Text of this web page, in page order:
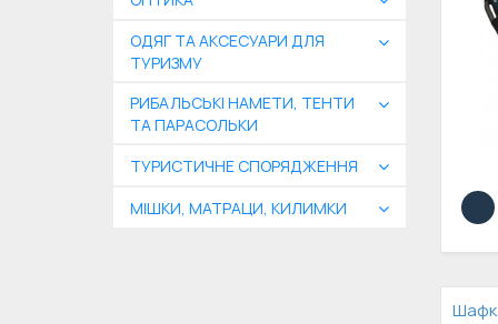
ОДЯГ ТА АКСЕСУАРИ ДЛЯ
ТУРИЗМУ
РИБАЛЬСЬКІ НАМЕТИ, ТЕНТИ
ТА ПАРАСОЛЬКИ
ТУРИСТИЧНЕ СПОРЯДЖЕННЯ
МІШКИ, МАТРАЦИ, КИЛИМКИ